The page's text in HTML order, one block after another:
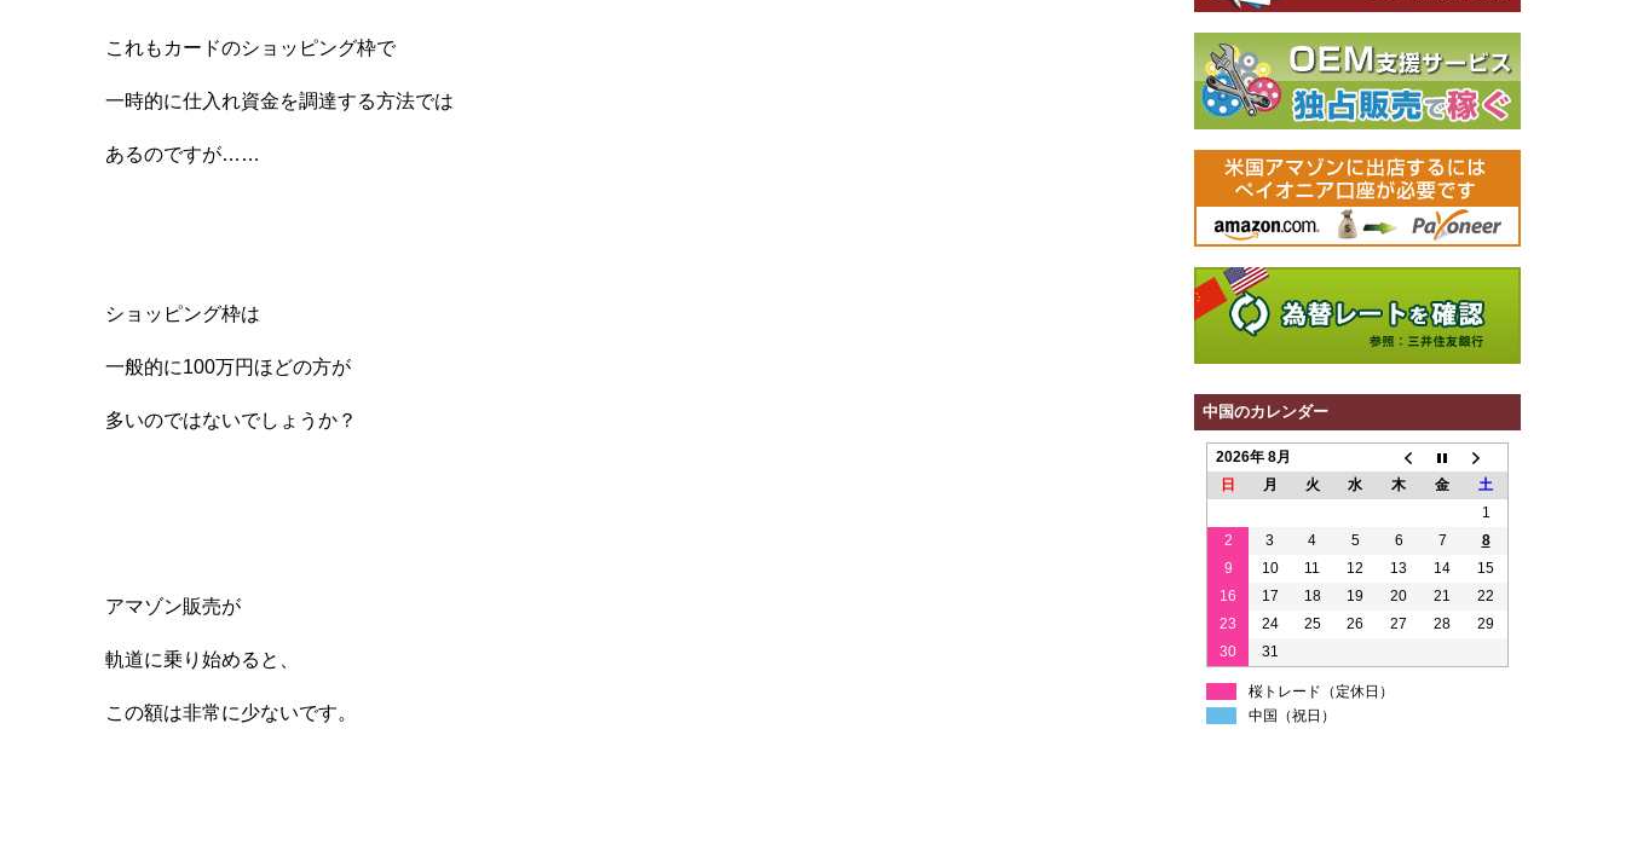
これもカードのショッピング枠で
一時的に仕入れ資金を調達する方法では
あるのですが……
ショッピング枠は
一般的に100万円ほどの方が
多いのではないでしょうか？
アマゾン販売が
軌道に乗り始めると、
この額は非常に少ないです。
中国のカレンダー
2026年 8月
日
月 火 水 木 金
土
1
2
3 4 5 6 7
8
9
10 11 12 13 14
15
16
17 18 19 20 21
22
23
24 25 26 27 28
29
30
31
桜トレード（定休日）
中国（祝日）